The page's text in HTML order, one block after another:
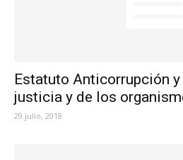
Estatuto Anticorrupción
justicia y de los
29 julio, 2018